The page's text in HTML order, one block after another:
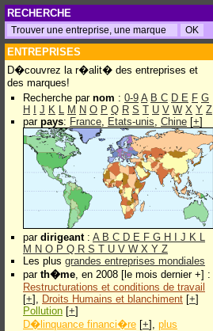
RECHERCHE
ENTREPRISES
D�couvrez la r�alit� des entreprises et
des marques!
Recherche par nom : 0-9 A B C D E F G
H
J K L M N O P Q R S T U V W X Y Z
par pays: France, Etats-unis, Chine [+]
par dirigeant: A B C D E F G H J K L
M N O P Q R S T U V W X Y Z
Les plus grandes entreprises mondiales
par th�me, en 2008 [le mois dernier +] :
Restructurations et conditions de travail
[+], Droits Humains et blanchiment [+]
Pollution [+]
D�linquance financi�re [+], plus